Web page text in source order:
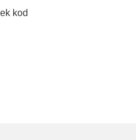
kod